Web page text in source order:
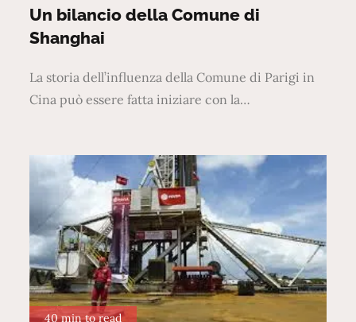
on
Un bilancio della Comune di
Shanghai
La storia dell’influenza della Comune di Parigi in
Cina può essere fatta iniziare con la…
40 min to read